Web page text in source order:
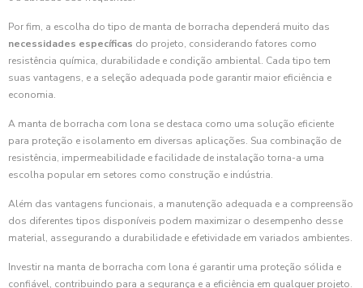
Por fim, a escolha do tipo de manta de borracha dependerá muito das
necessidades específicas do projeto, considerando fatores como
resistência química, durabilidade e condição ambiental. Cada tipo tem
suas vantagens, e a seleção adequada pode garantir maior eficiência e
economia.
A manta de borracha com lona se destaca como uma solução eficiente
para proteção e isolamento em diversas aplicações. Sua combinação de
resistência, impermeabilidade e facilidade de instalação torna-a uma
escolha popular em setores como construção e indústria.
Além das vantagens funcionais, a manutenção adequada e a compreensão
dos diferentes tipos disponíveis podem maximizar o desempenho desse
material, assegurando a durabilidade e efetividade em variados ambientes.
Investir na manta de borracha com lona é garantir uma proteção sólida e
confiável, contribuindo para a segurança e a eficiência em qualquer projeto.